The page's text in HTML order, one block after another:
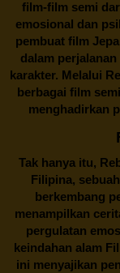
film-film semi
emosional dan
pembuat film
dalam
karakter. Melalui
berbagai film
menghadirkan
Tak hanya itu,
Filipina,
berkembang
menampilkan
pergulatan
keindahan alam
ini menyajikan